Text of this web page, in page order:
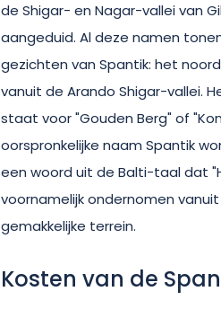
de Shigar- en Nagar-vallei van
aangeduid. Al deze namen
gezichten van Spantik: het
vanuit de Arando Shigar-vallei.
staat voor "Gouden Berg" of
oorspronkelijke naam Spantik
een woord uit de Balti-taal dat
voornamelijk ondernomen
gemakkelijke terrein.
Kosten van de